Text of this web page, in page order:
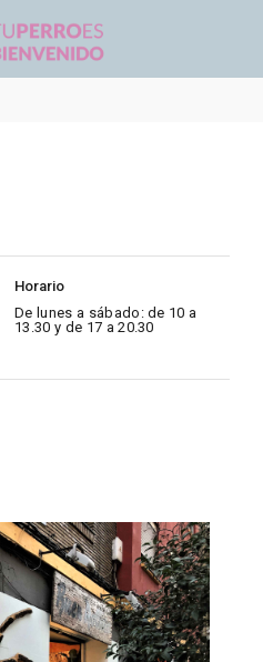
Horario
De lunes a sábado: de 10 a
13.30 y de 17 a 20.30